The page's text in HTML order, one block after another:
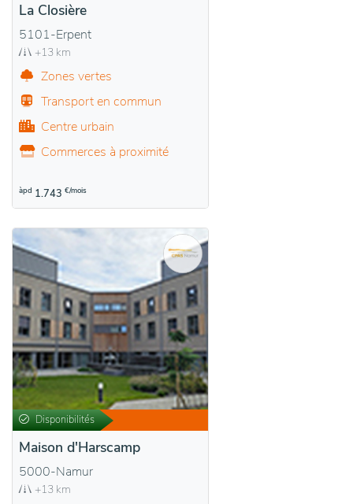
La Closière
5101-Erpent
+13 km
Zones vertes
Transport en commun
Centre urbain
Commerces à proximité
àpd 1.743 €/mois
Disponibilités
Maison d'Harscamp
5000-Namur
+13 km